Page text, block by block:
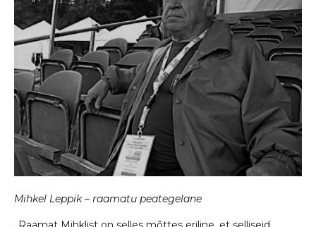
Mihkel Leppik – raamatu peategelane